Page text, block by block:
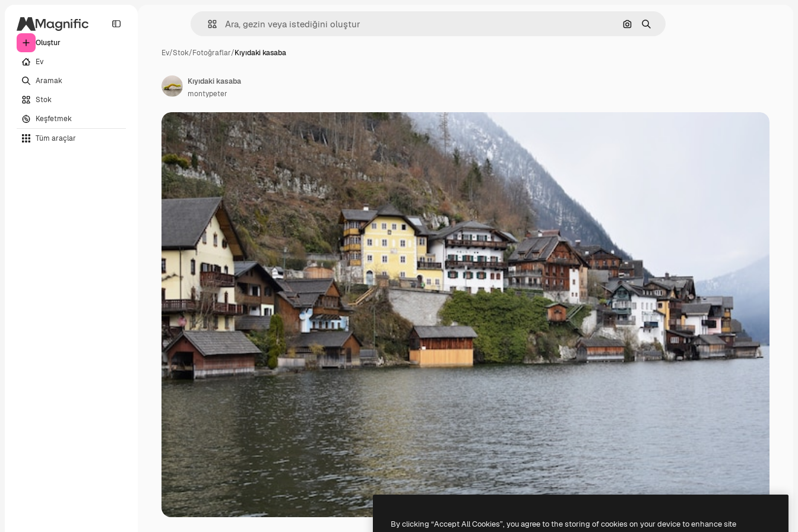
Oluştur
Ev
Aramak
Stok
Keşfetmek
Tüm araçlar
Görüntüyle ara
Aramak
Ev/Stok/Fotoğraflar/Kıyıdaki kasaba
Kıyıdaki kasaba
montypeter
By clicking “Accept All Cookies”, you agree to the storing of cookies on your device to enhance site